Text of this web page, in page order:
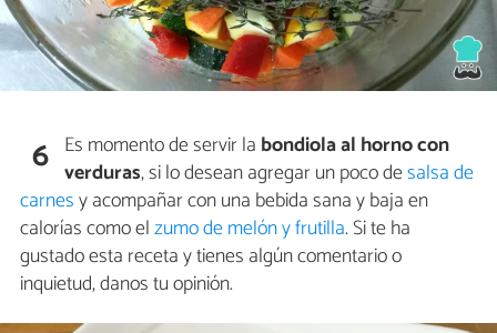
6 Es momento de servir la bondiola al horno con
verduras, si lo desean agregar un poco desalsa de
carnesy acompañar con una bebida sana y baja en
calorías como elzumo de melón y frutilla. Si te ha
gustado esta receta y tienes algún comentario o
inquietud, danos tu opinión.